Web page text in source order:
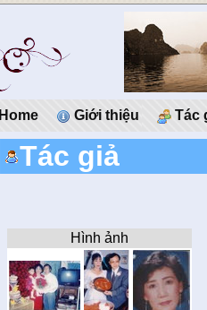
Home Giới thiệu Tác
Tác giả
Hình ảnh